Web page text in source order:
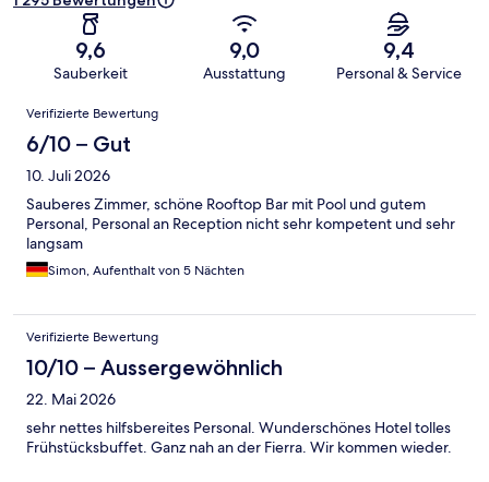
9,6
Sauberkeit
9,0
Ausstattung
9,4
Personal & Service
Bewertungen
Verifizierte Bewertung
6/10 – Gut
10. Juli 2026
Sauberes Zimmer, schöne Rooftop Bar mit Pool und gutem
Personal, Personal an Reception nicht sehr kompetent und sehr
langsam
Simon, Aufenthalt von 5 Nächten
Verifizierte Bewertung
10/10 – Aussergewöhnlich
22. Mai 2026
sehr nettes hilfsbereites Personal. Wunderschönes Hotel tolles
Frühstücksbuffet. Ganz nah an der Fierra. Wir kommen wieder.